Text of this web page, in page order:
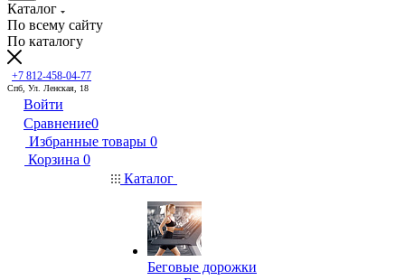
Каталог
По всему сайту
По каталогу
+7 812-458-04-77
Спб, Ул. Ленская, 18
Войти
Сравнение0
Избранные товары 0
Корзина 0
Каталог
Беговые дорожки